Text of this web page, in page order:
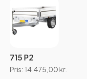
715 P2
Pris: 14.475,00 kr.